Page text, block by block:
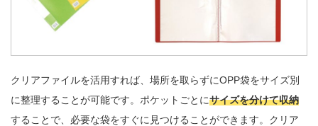
クリアファイルを活用すれば、場所を取らずにOPP袋をサイズ別
に整理することが可能です。ポケットごとにサイズを分けて収納
することで、必要な袋をすぐに見つけることができます。クリア